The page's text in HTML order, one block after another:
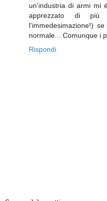
un'industria di armi mi
apprezzato di più
l'immedesimazione!)
normale... Comunque i
Rispondi